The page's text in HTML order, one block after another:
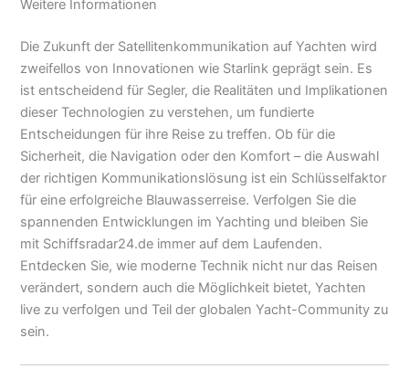
Weitere Informationen
Die Zukunft der Satellitenkommunikation auf Yachten wird
zweifellos von Innovationen wie Starlink geprägt sein. Es
ist entscheidend für Segler, die Realitäten und Implikationen
dieser Technologien zu verstehen, um fundierte
Entscheidungen für ihre Reise zu treffen. Ob für die
Sicherheit, die Navigation oder den Komfort – die Auswahl
der richtigen Kommunikationslösung ist ein Schlüsselfaktor
für eine erfolgreiche Blauwasserreise. Verfolgen Sie die
spannenden Entwicklungen im Yachting und bleiben Sie
mit Schiffsradar24.de immer auf dem Laufenden.
Entdecken Sie, wie moderne Technik nicht nur das Reisen
verändert, sondern auch die Möglichkeit bietet, Yachten
live zu verfolgen und Teil der globalen Yacht-Community zu
sein.